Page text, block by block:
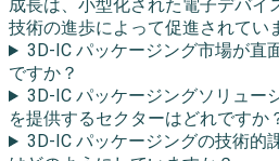
成長は、小型化された電子デバイ
技術の進歩によって促進されてい
3D-IC パッケージング市場が直
ですか？
3D-IC パッケージングソリュー
を提供するセクターはどれですか
3D-IC パッケージングの技術的